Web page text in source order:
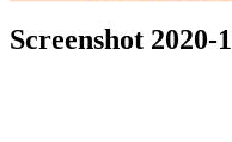
Screenshot 2020-